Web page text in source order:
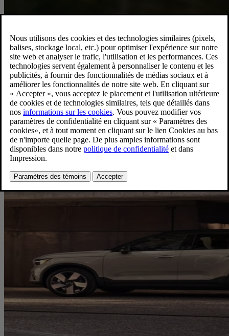
Prenez le contrôle avec l’application Volvo Cars
L’application Volvo Cars vous assure la conduite d'un véhicule
électrique en toute simplicité. D’une simple pression sur un bouton,
vous pouvez vérifier l’état actuel de votre recharge, définir votre
calendrier de recharge à domicile, trouver des stations de recharge à
portée et même effectuer des paiements lors de vos déplacements.